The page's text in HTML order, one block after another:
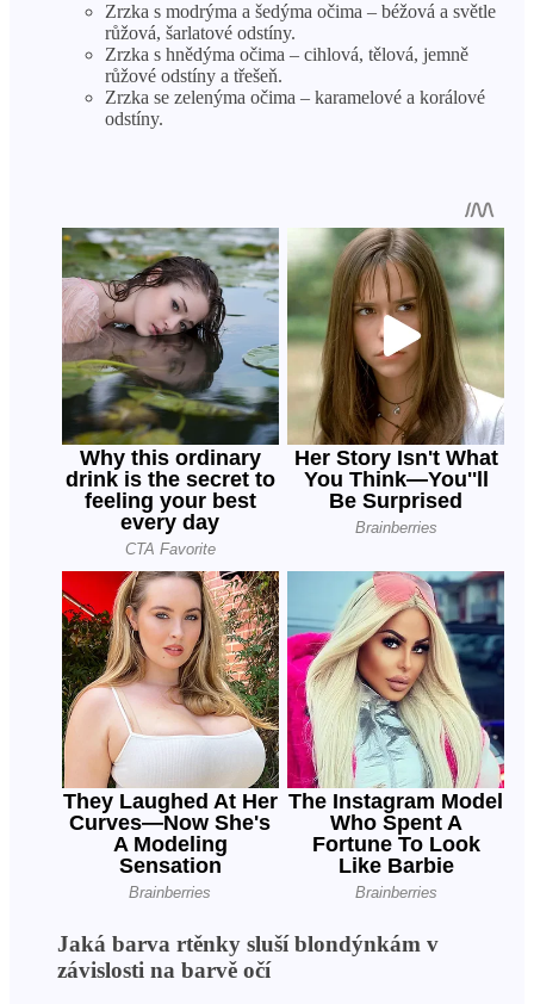
Zrzka s modrýma a šedýma očima – béžová a světle
růžová, šarlatové odstíny.
Zrzka s hnědýma očima – cihlová, tělová, jemně
růžové odstíny a třešeň.
Zrzka se zelenýma očima – karamelové a korálové
odstíny.
Jaká barva rtěnky sluší blondýnkám v
závislosti na barvě očí